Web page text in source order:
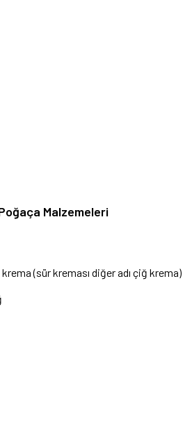
Malzemeleri
(sür kreması diğer adı çiğ krema)